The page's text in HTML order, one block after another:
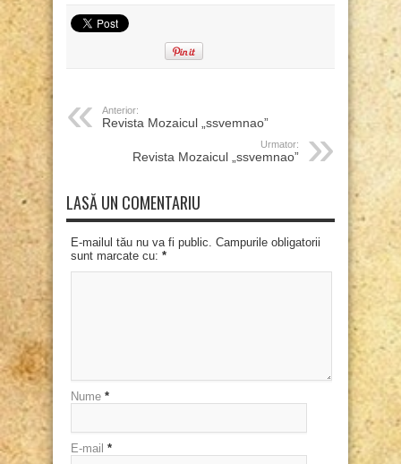
Anterior:
Revista Mozaicul „ssvemnao”
Urmator:
Revista Mozaicul „ssvemnao”
LASĂ UN COMENTARIU
E-mailul tău nu va fi public. Campurile obligatorii
sunt marcate cu: *
Nume *
E-mail *